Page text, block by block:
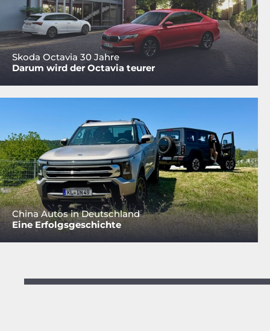
Skoda Octavia 30 Jahre
Darum wird der Octavia teurer
China Autos in Deutschland
Eine Erfolgsgeschichte